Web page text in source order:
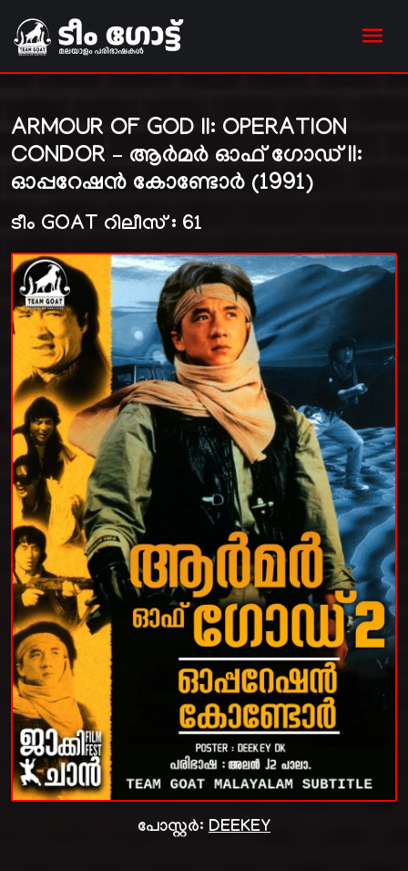
ARMOUR OF GOD II: OPERATION
CONDOR – ആർമർ ഓഫ് ഗോഡ് II:
ഓപ്പറേഷൻ കോണ്ടോർ (1991)
ടീം GOAT റിലീസ് : 61
പോസ്റ്റർ: DEEKEY